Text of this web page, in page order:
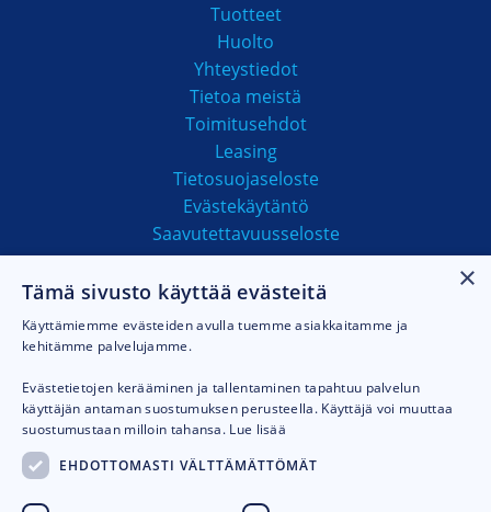
Tuotteet
Huolto
Yhteystiedot
Tietoa meistä
Toimitusehdot
Leasing
Tietosuojaseloste
Evästekäytäntö
Saavutettavuusseloste
MAKSUTAVAT
×
Tämä sivusto käyttää evästeitä
Käyttämiemme evästeiden avulla tuemme asiakkaitamme ja
kehitämme palvelujamme.
Evästetietojen kerääminen ja tallentaminen tapahtuu palvelun
käyttäjän antaman suostumuksen perusteella. Käyttäjä voi muuttaa
suostumustaan milloin tahansa. Lue lisää
EHDOTTOMASTI VÄLTTÄMÄTTÖMÄT